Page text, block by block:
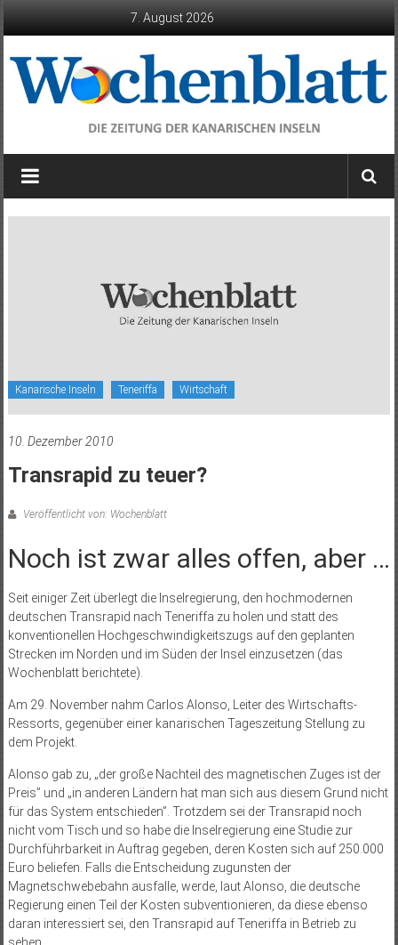
7. August 2026
Wochenblatt
die
Kanarische Inseln Teneriffa Wirtschaft
10. Dezember 2010
Transrapid zu teuer?
Veröffentlicht von: Wochenblatt
Noch ist zwar alles offen, aber …
Seit einiger Zeit überlegt die Inselregierung, den hochmodernen
deutschen Transrapid nach Teneriffa zu holen und statt des
konventionellen Hochgeschwindigkeitszugs auf den geplanten
Strecken im Norden und im Süden der Insel einzusetzen (das
Wochenblatt berichtete).
Am 29. November nahm Carlos Alonso, Leiter des Wirtschafts-
Ressorts, gegenüber einer kanarischen Tageszeitung Stellung zu
dem Projekt.
Alonso gab zu, „der große Nachteil des magnetischen Zuges ist der
Preis” und „in anderen Ländern hat man sich aus diesem Grund nicht
für das System entschieden”. Trotzdem sei der Transrapid noch
nicht vom Tisch und so habe die Inselregierung eine Studie zur
Durchführbarkeit in Auftrag gegeben, deren Kosten sich auf 250.000
Euro beliefen. Falls die Entscheidung zugunsten der
Magnetschwebebahn ausfalle, werde, laut Alonso, die deutsche
Regierung einen Teil der Kosten subventionieren, da diese ebenso
daran interessiert sei, den Transrapid auf Teneriffa in Betrieb zu